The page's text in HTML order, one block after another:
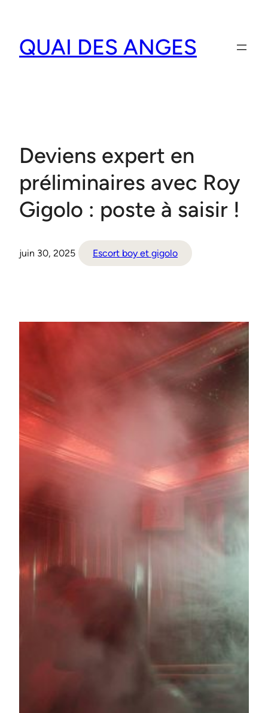
contenu
QUAI DES ANGES
Deviens expert en
préliminaires avec Roy
Gigolo : poste à saisir !
juin 30, 2025 Escort boy et gigolo